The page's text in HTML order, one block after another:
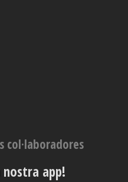
col·laboradores
nostra app!